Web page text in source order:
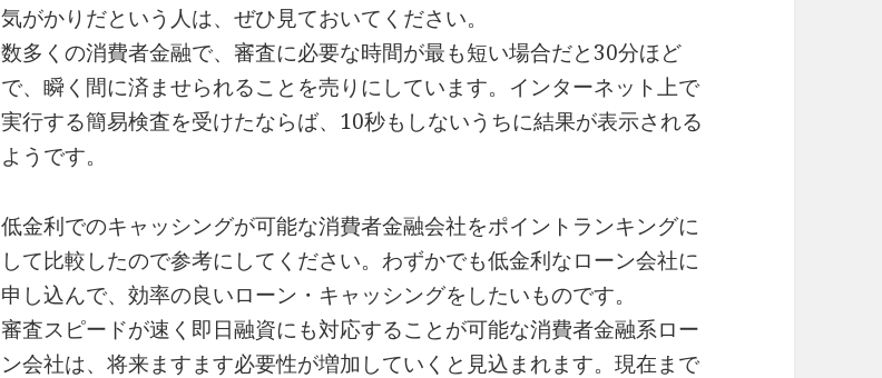
気がかりだという人は、ぜひ見ておいてください。
数多くの消費者金融で、審査に必要な時間が最も短い場合だと30分ほど
で、瞬く間に済ませられることを売りにしています。インターネット上で
実行する簡易検査を受けたならば、10秒もしないうちに結果が表示される
ようです。
低金利でのキャッシングが可能な消費者金融会社をポイントランキングに
して比較したので参考にしてください。わずかでも低金利なローン会社に
申し込んで、効率の良いローン・キャッシングをしたいものです。
審査スピードが速く即日融資にも対応することが可能な消費者金融系ロー
ン会社は、将来ますます必要性が増加していくと見込まれます。現在まで